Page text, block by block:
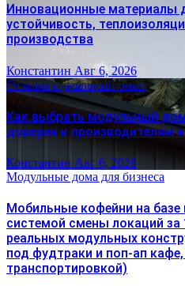
Инновационные материалы
устойчивость,
производства
Константин Авг 6, 2026
Отзывы и реальный опыт
Как выбрать модульный
доверии к производителям
Константин Авг 6, 2026
Модульные дома для бизнеса
Мобильные кофейни на
системой смены локаций за
реальных модульных
под фудтраки и поп-ап
транспортировкой)